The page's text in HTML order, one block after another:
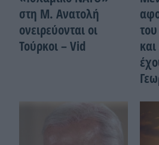
στη Μ. Ανατολή
ονειρεύονται οι
Τούρκοι – Vid